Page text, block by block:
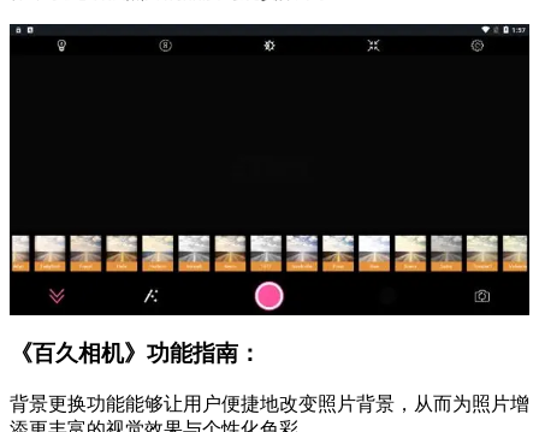
《百久相机》功能指南：
背景更换功能能够让用户便捷地改变照片背景，从而为照片增